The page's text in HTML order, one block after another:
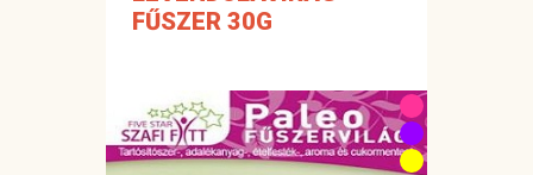
FŰSZER 30G